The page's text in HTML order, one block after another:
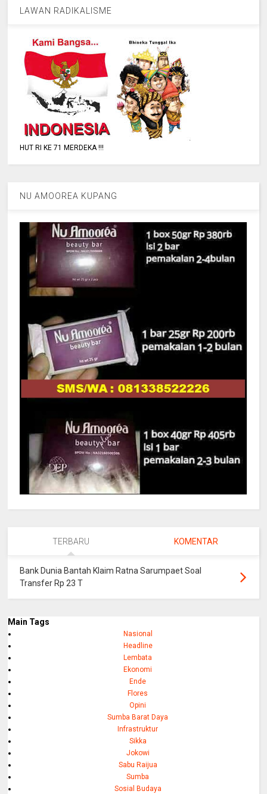
LAWAN RADIKALISME
HUT RI KE 71 MERDEKA !!!
NU AMOOREA KUPANG
TERBARU KOMENTAR
Bank Dunia Bantah Klaim Ratna Sarumpaet Soal
Transfer Rp 23 T
Main Tags
Nasional
Headline
Lembata
Ekonomi
Ende
Flores
Opini
Sumba Barat Daya
Infrastruktur
Sikka
Jokowi
Sabu Raijua
Sumba
Sosial Budaya